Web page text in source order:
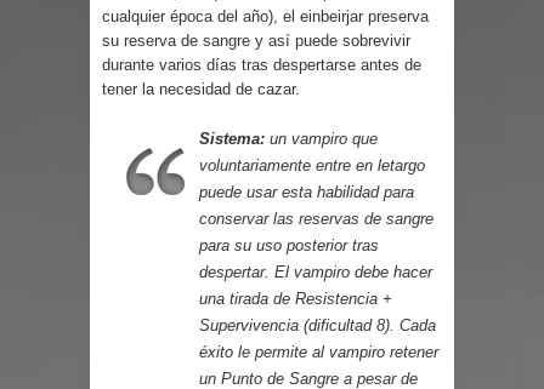
cualquier época del año), el einbeirjar preserva
su reserva de sangre y así puede sobrevivir
durante varios días tras despertarse antes de
tener la necesidad de cazar.
Sistema: un vampiro que
voluntariamente entre en letargo
puede usar esta habilidad para
conservar las reservas de sangre
para su uso posterior tras
despertar. El vampiro debe hacer
una tirada de Resistencia +
Supervivencia (dificultad 8). Cada
éxito le permite al vampiro retener
un Punto de Sangre a pesar de